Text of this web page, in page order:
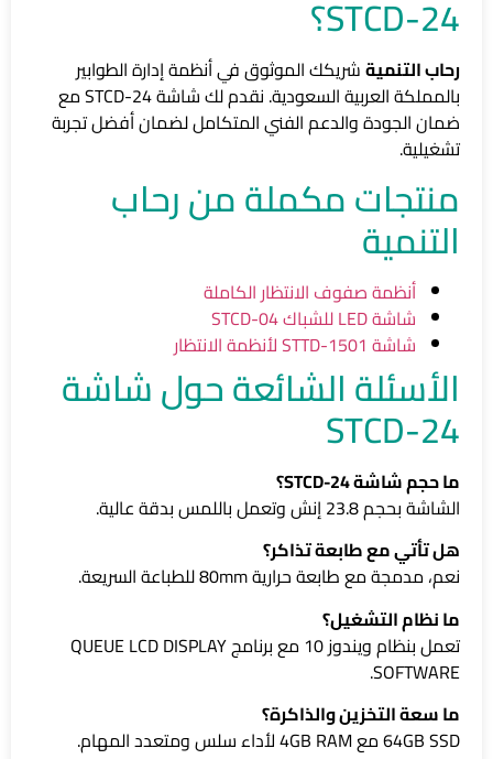
STCD-24؟
رحاب التنميةشريكك الموثوق في أنظمة إدارة الطوابير
بالمملكة العربية السعودية. نقدم لك شاشة STCD-24 مع
ضمان الجودة والدعم الفني المتكامل لضمان أفضل تجربة
تشغيلية.
منتجات مكملة من رحاب
التنمية
أنظمة صفوف الانتظار الكاملة
شاشة LED للشباك STCD-04
شاشة STTD-1501 لأنظمة الانتظار
الأسئلة الشائعة حول شاشة
STCD-24
ما حجم شاشة STCD-24؟
الشاشة بحجم 23.8 إنش وتعمل باللمس بدقة عالية.
هل تأتي مع طابعة تذاكر؟
نعم، مدمجة مع طابعة حرارية 80mm للطباعة السريعة.
ما نظام التشغيل؟
تعمل بنظام ويندوز 10 مع برنامج QUEUE LCD DISPLAY
SOFTWARE.
ما سعة التخزين والذاكرة؟
64GB SSD مع 4GB RAM لأداء سلس ومتعدد المهام.